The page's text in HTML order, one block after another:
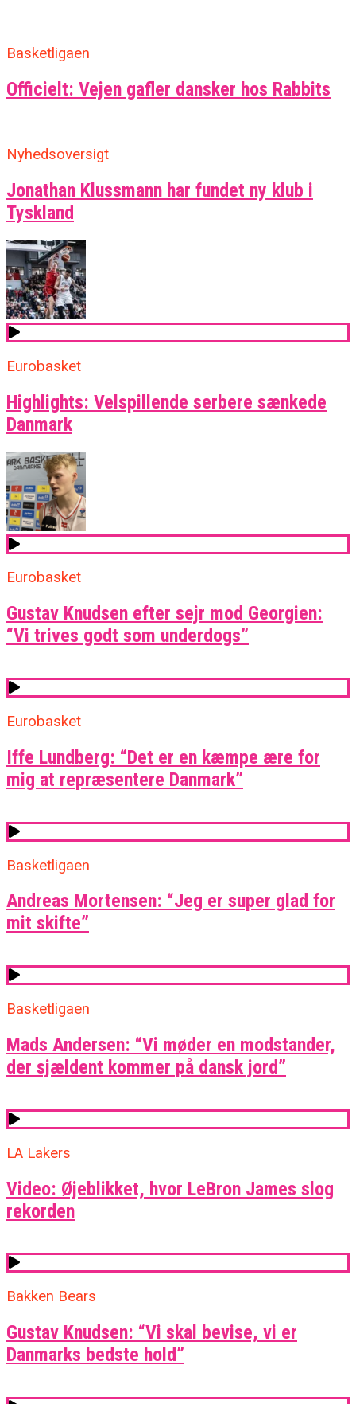
Basketligaen
Officielt: Vejen gafler dansker hos Rabbits
Nyhedsoversigt
Jonathan Klussmann har fundet ny klub i
Tyskland
Eurobasket
Highlights: Velspillende serbere sænkede
Danmark
Eurobasket
Gustav Knudsen efter sejr mod Georgien:
“Vi trives godt som underdogs”
Eurobasket
Iffe Lundberg: “Det er en kæmpe ære for
mig at repræsentere Danmark”
Basketligaen
Andreas Mortensen: “Jeg er super glad for
mit skifte”
Basketligaen
Mads Andersen: “Vi møder en modstander,
der sjældent kommer på dansk jord”
LA Lakers
Video: Øjeblikket, hvor LeBron James slog
rekorden
Bakken Bears
Gustav Knudsen: “Vi skal bevise, vi er
Danmarks bedste hold”